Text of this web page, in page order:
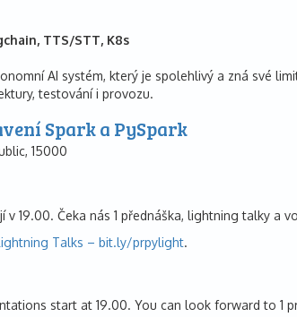
TTS/STT, K8s
AI systém, který je spolehlivý a zná své
testování i provozu.
Spark a PySpark
15000
v 19.00. Čeka nás 1 přednáška, lightning talky a
Talks – bit.ly/prpylight.
start at 19.00. You can look forward to